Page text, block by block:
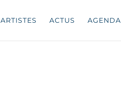
ARTISTES ACTUS AGENDA